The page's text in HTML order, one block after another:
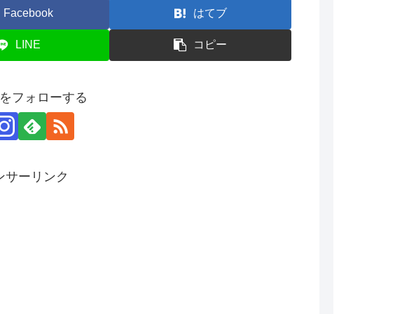
Facebook はてブ
LINE コピー
フォローする
サーリンク